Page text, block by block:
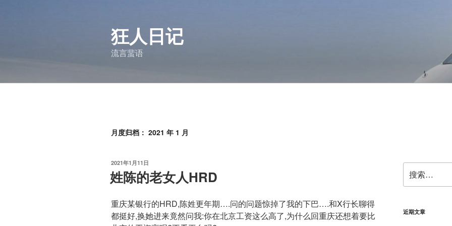
狂人日记
流言蜚语
月度归档： 2021 年 1 月
发
布
于
2021年1月11日
姓陈的老女人HRD
重庆某银行的HRD,陈姓更年期….问的问题惊掉了我的下巴….和X行长聊得
都挺好,换她进来竟然问我:你在北京工资这么高了,为什么回重庆还想着要比
索：
近期文章